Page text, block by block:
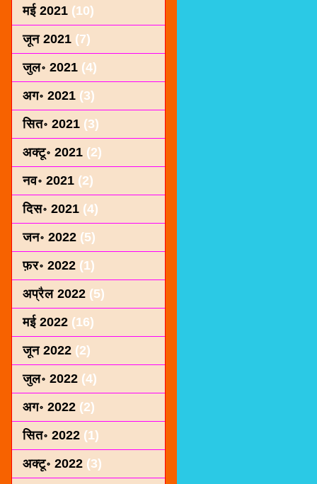
मई 2021 (10)
जून 2021 (7)
जुल॰ 2021 (4)
अग॰ 2021 (3)
सित॰ 2021 (3)
अक्टू॰ 2021 (2)
नव॰ 2021 (2)
दिस॰ 2021 (4)
जन॰ 2022 (5)
फ़र॰ 2022 (1)
अप्रैल 2022 (5)
मई 2022 (16)
जून 2022 (2)
जुल॰ 2022 (4)
अग॰ 2022 (2)
सित॰ 2022 (1)
अक्टू॰ 2022 (3)